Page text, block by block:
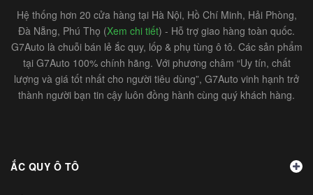
Hệ thống hơn 20 cửa hàng tại Hà Nội, Hồ Chí Minh, Hải Phòng,
Đà Nẵng, Phú Thọ (Xem chi tiết) - Hỗ trợ giao hàng toàn quốc.
G7Auto là chuỗi bán lẻ ắc quy, lốp & phụ tùng ô tô. Các sản phẩm
tại G7Auto 100% chính hãng. Với phương châm “Uy tín, chất
lượng và giá tốt nhất cho người tiêu dùng”, G7Auto vinh hạnh trở
thành người bạn tin cậy luôn đồng hành cùng quý khách hàng.
ẮC QUY Ô TÔ